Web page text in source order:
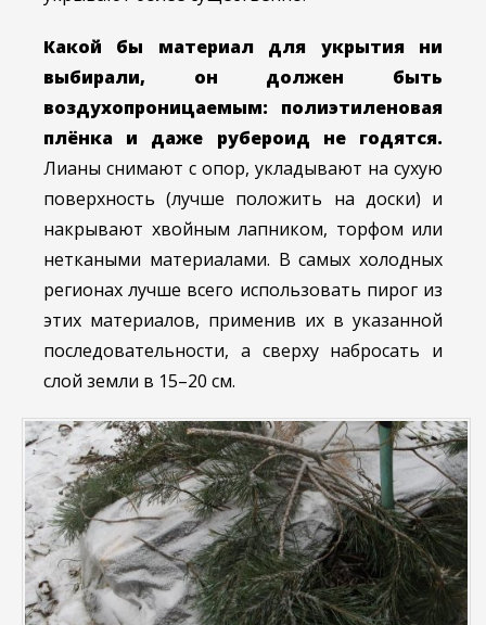
Какой бы материал для укрытия ни
выбирали, он должен быть
воздухопроницаемым: полиэтиленовая
плёнка и даже рубероид не годятся.
Лианы снимают с опор, укладывают на сухую
поверхность (лучше положить на доски) и
накрывают хвойным лапником, торфом или
неткаными материалами. В самых холодных
регионах лучше всего использовать пирог из
этих материалов, применив их в указанной
последовательности, а сверху набросать и
слой земли в 15–20 см.